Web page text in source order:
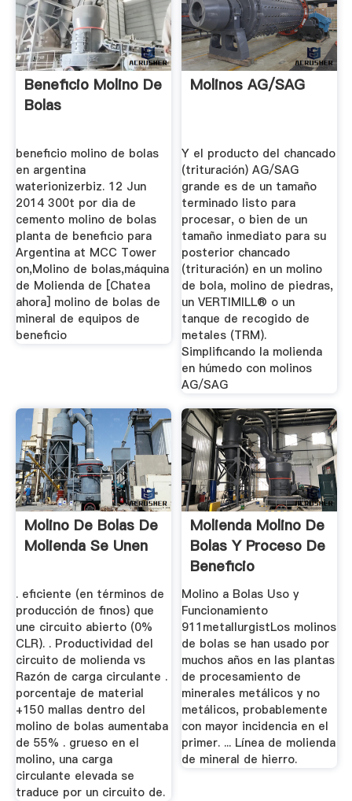
Beneficio Molino De
Bolas
beneficio molino de bolas
en argentina
waterionizerbiz. 12 Jun
2014 300t por dia de
cemento molino de bolas
planta de beneficio para
Argentina at MCC Tower
on,Molino de bolas,máquina
de Molienda de [Chatea
ahora] molino de bolas de
mineral de equipos de
beneficio
Molinos AG/SAG
Y el producto del chancado
(trituración) AG/SAG
grande es de un tamaño
terminado listo para
procesar, o bien de un
tamaño inmediato para su
posterior chancado
(trituración) en un molino
de bola, molino de piedras,
un VERTIMILL® o un
tanque de recogido de
metales (TRM).
Simplificando la molienda
en húmedo con molinos
AG/SAG
Molino De Bolas De
Molienda Se Unen
. eficiente (en términos de
producción de finos) que
une circuito abierto (0%
CLR). . Productividad del
circuito de molienda vs
Razón de carga circulante .
porcentaje de material
+150 mallas dentro del
molino de bolas aumentaba
de 55% . grueso en el
molino, una carga
circulante elevada se
traduce por un circuito de.
Molienda Molino De
Bolas Y Proceso De
Beneficio
Molino a Bolas Uso y
Funcionamiento
911metallurgistLos molinos
de bolas se han usado por
muchos años en las plantas
de procesamiento de
minerales metálicos y no
metálicos, probablemente
con mayor incidencia en el
primer. ... Línea de molienda
de mineral de hierro.